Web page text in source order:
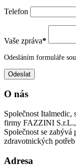
Telefon
Vaše zpráva*
Odesláním formuláře
O nás
Společnost
firmy FAZZINI S.r.L.,
Společnost se
zdravotnických
Adresa